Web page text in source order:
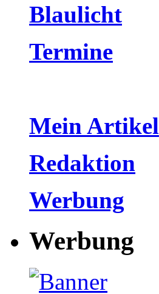
Blaulicht
Termine
Mein Artikel
Redaktion
Werbung
Werbung